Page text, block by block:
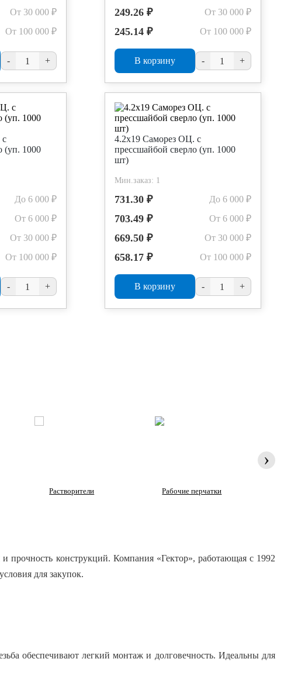
От 30 000 ₽
От 100 000 ₽
- +
249.26 ₽ От 30 000 ₽
245.14 ₽ От 100 000 ₽
В корзину - +
(уп. 1000
До 6 000 ₽
От 6 000 ₽
От 30 000 ₽
От 100 000 ₽
- +
4.2х19 Саморез ОЦ. с
прессшайбой сверло (уп. 1000
шт)
Мин.заказ: 1
731.30 ₽ До 6 000 ₽
703.49 ₽ От 6 000 ₽
669.50 ₽ От 30 000 ₽
658.17 ₽ От 100 000 ₽
В корзину - +
Растворители Рабочие перчатки
›
прочность конструкций. Компания «Гектор», работающая с 1992
для закупок.
обеспечивают легкий монтаж и долговечность. Идеальны для